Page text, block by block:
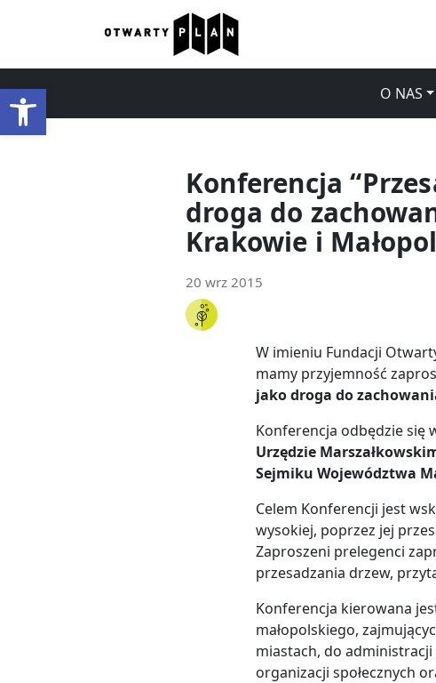
Otwórz pasek narzędzi O NAS
Konferencja
droga do
Krakowie i
20 wrz 2015
W imieniu Fundacji
mamy przyjemność
jako droga do
Konferencja odbędzie się
Urzędzie
Sejmiku Województwa
Celem Konferencji jest
wysokiej, poprzez jej
Zaproszeni prelegenci
przesadzania drzew,
Konferencja kierowana
małopolskiego,
miastach, do
organizacji społecznych